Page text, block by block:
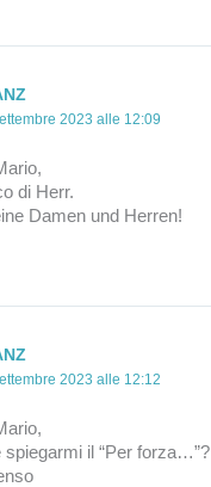
2023 alle 12:09
di Herr.
Damen und Herren!
2023 alle 12:12
spiegarmi il “Per forza…”?